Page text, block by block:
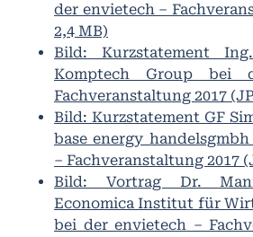
der envietech –
2,4 MB)
Bild: Kurzstatement
Komptech Group bei
Fachveranstaltung 2017
Bild: Kurzstatement GF
base energy
– Fachveranstaltung 2017
Bild: Vortrag Dr.
Economica Institut für
bei der envietech –